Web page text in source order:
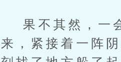
果不其然，一
来，紧接着一阵